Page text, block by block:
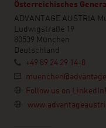
Österreichisches
ADVANTAGE AUSTRIA
Ludwigstraße 19
80539 München
Deutschland
+49 89 24 29 14-0
Follow us on LinkedIn!